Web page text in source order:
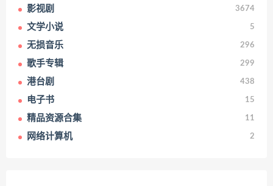
影视剧 3674
文学小说 5
无损音乐 296
歌手专辑 299
港台剧 438
电子书 15
精品资源合集 11
网络计算机 2